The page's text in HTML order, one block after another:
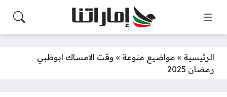
الرئيسية » مواضيع منوعة » وقت الامساك ابوظبي
رمضان 2025